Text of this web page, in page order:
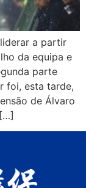
a partir
da equipa e
parte
foi, esta tarde,
de Álvaro